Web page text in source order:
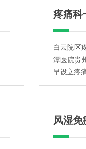
疼痛科
白云院区
潭医院贵
早设立疼
风湿免